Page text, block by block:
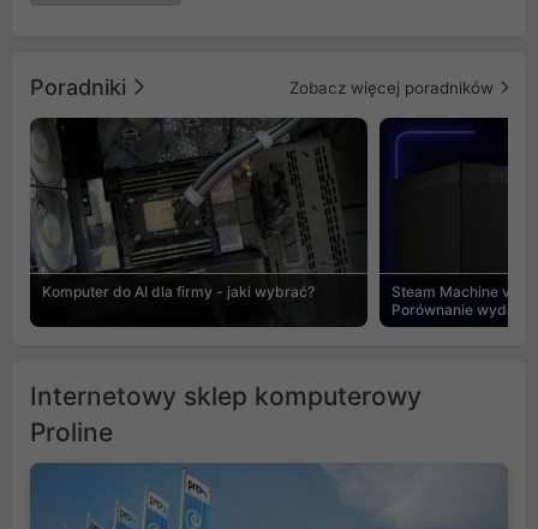
Poradniki Zobacz więcej poradników
Komputer do AI dla firmy - jaki wybrać?
Steam Machine vs
Porównanie
Internetowy sklep komputerowy
Proline